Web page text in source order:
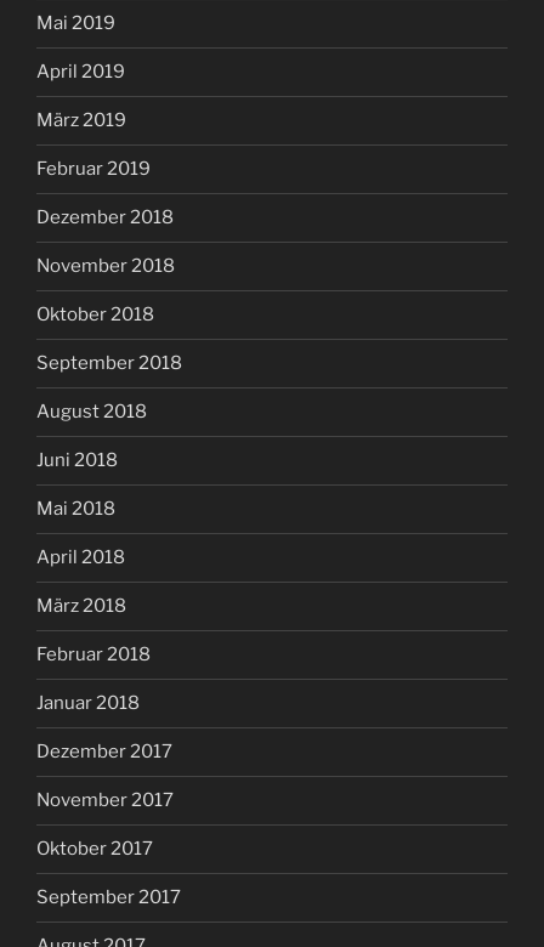
Mai 2019
April 2019
März 2019
Februar 2019
Dezember 2018
November 2018
Oktober 2018
September 2018
August 2018
Juni 2018
Mai 2018
April 2018
März 2018
Februar 2018
Januar 2018
Dezember 2017
November 2017
Oktober 2017
September 2017